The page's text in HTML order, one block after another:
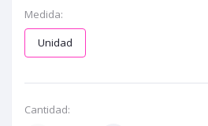
Medida:
Unidad
Cantidad: